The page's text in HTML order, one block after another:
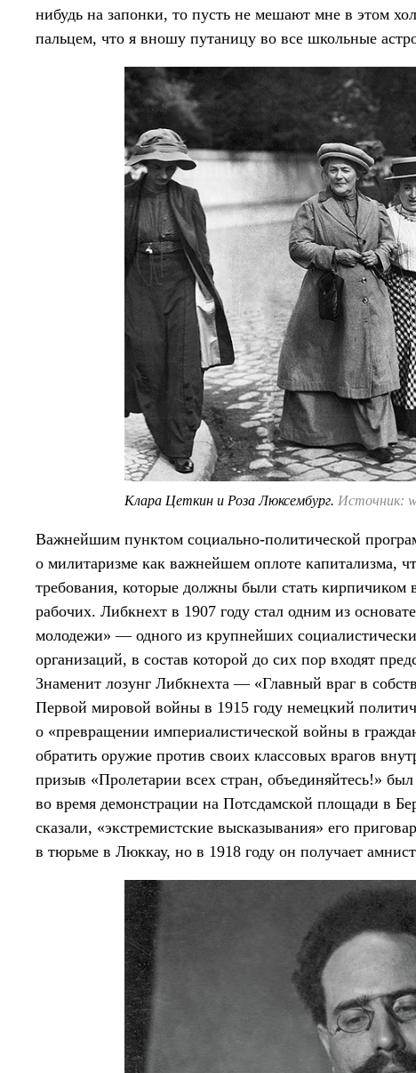
нибудь на запонки, то пусть не мешают мне в этом
пальцем, что я вношу путаницу во все школьные
Клара Цеткин и Роза Люксембург. Источник:
Важнейшим пунктом социально-политической
о милитаризме как важнейшем оплоте капитализма,
требования, которые должны были стать кирпичиком
рабочих. Либкнехт в 1907 году стал одним из
молодежи» — одного из крупнейших
организаций, в состав которой до сих пор входят
Знаменит лозунг Либкнехта — «Главный враг в
Первой мировой войны в 1915 году немецкий
о «превращении империалистической войны в
обратить оружие против своих классовых врагов
призыв «Пролетарии всех стран, объединяйтесь!»
во время демонстрации на Потсдамской площади в
сказали, «экстремистские высказывания» его
в тюрьме в Люккау, но в 1918 году он получает